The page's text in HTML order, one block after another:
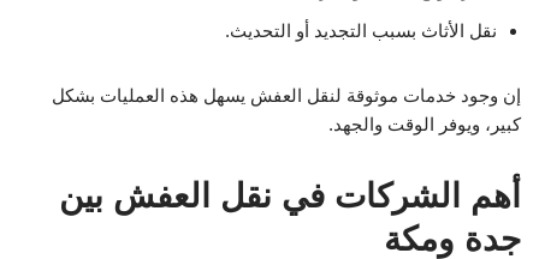
نقل الأثاث بسبب التجديد أو التحديث.
إن وجود خدمات موثوقة لنقل العفش يسهل هذه العمليات بشكل
كبير، ويوفر الوقت والجهد.
أهم الشركات في نقل العفش بين
جدة ومكة